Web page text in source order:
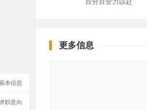
本信息
职意向
百分百全力以赴
更多信息